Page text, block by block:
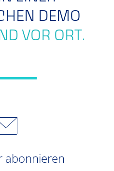
DEMO
VOR ORT.
abonnieren